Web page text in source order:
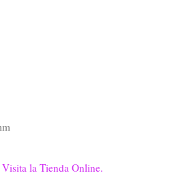
Visita la Tienda Online.